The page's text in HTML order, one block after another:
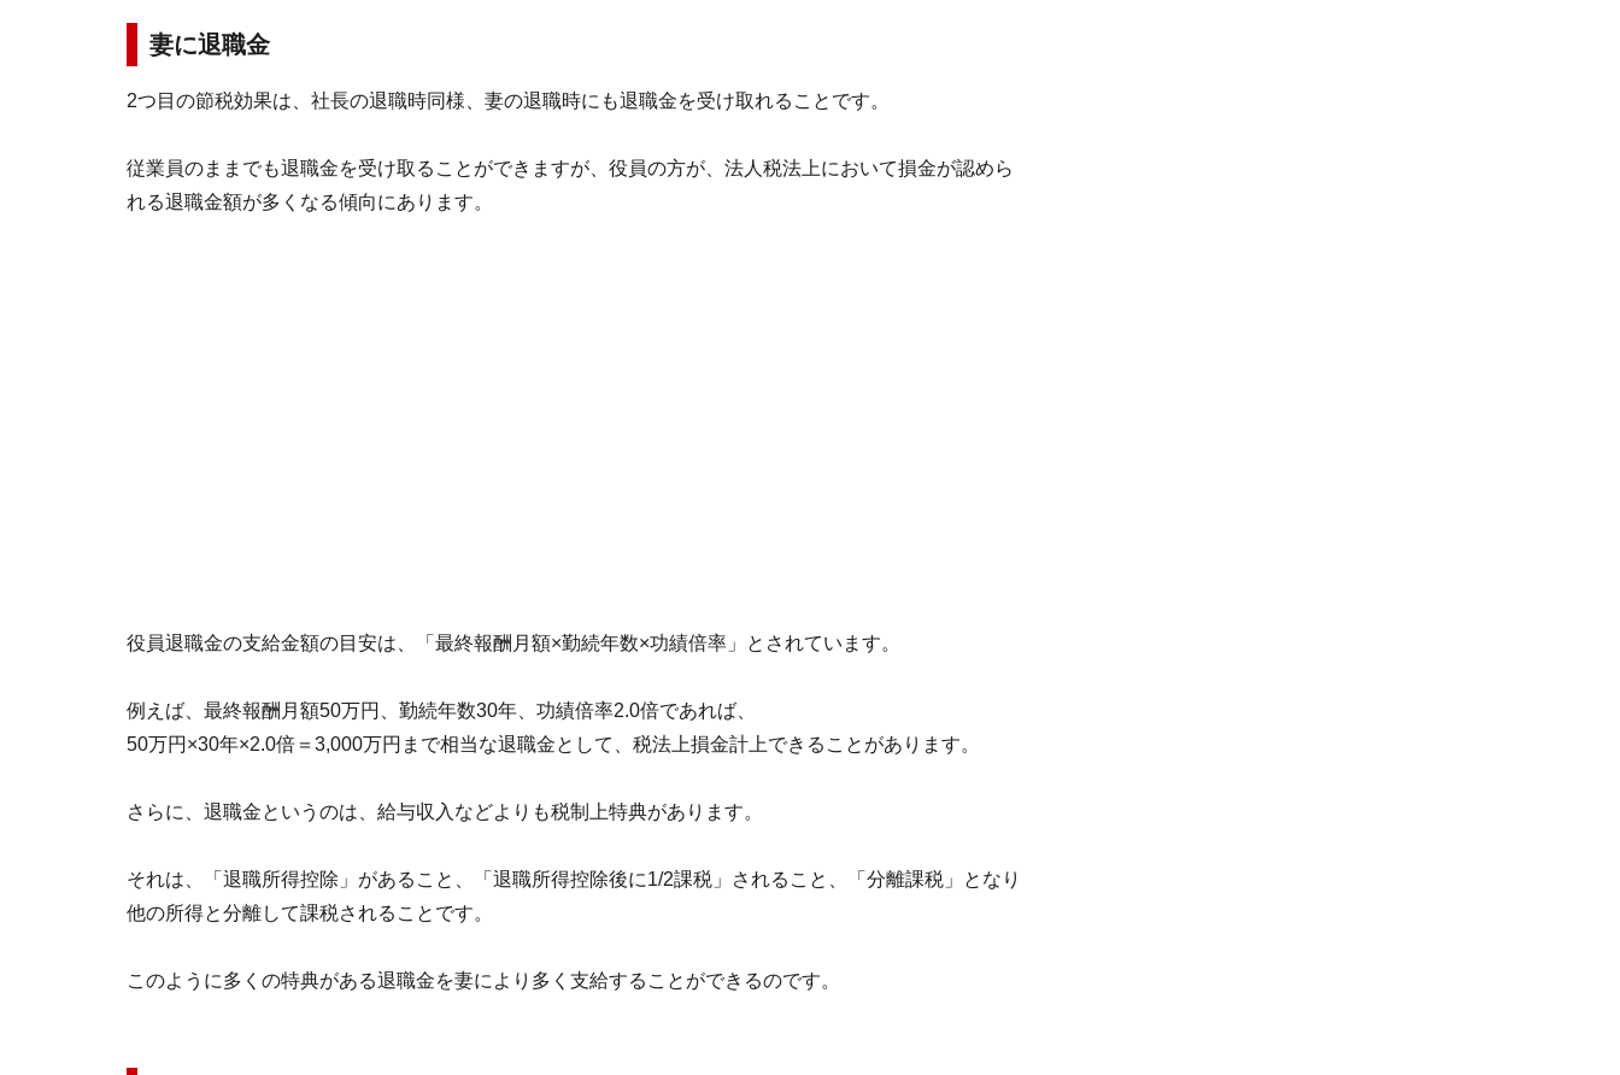
妻に退職金
2つ目の節税効果は、社長の退職時同様、妻の退職時にも退職金を受け取れることです。
従業員のままでも退職金を受け取ることができますが、役員の方が、法人税法上において損金が認めら
れる退職金額が多くなる傾向にあります。
役員退職金の支給金額の目安は、「最終報酬月額×勤続年数×功績倍率」とされています。
例えば、最終報酬月額50万円、勤続年数30年、功績倍率2.0倍であれば、
50万円×30年×2.0倍＝3,000万円まで相当な退職金として、税法上損金計上できることがあります。
さらに、退職金というのは、給与収入などよりも税制上特典があります。
それは、「退職所得控除」があること、「退職所得控除後に1/2課税」されること、「分離課税」となり
他の所得と分離して課税されることです。
このように多くの特典がある退職金を妻により多く支給することができるのです。